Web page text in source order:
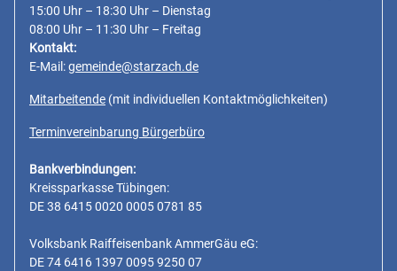
15:00 Uhr – 18:30 Uhr – Dienstag
08:00 Uhr – 11:30 Uhr – Freitag
Kontakt:
E-Mail:gemeinde@starzach.de
Mitarbeitende (mit individuellen Kontaktmöglichkeiten)
Terminvereinbarung Bürgerbüro
Bankverbindungen:
Kreissparkasse Tübingen:
DE 38 6415 0020 0005 0781 85
Volksbank Raiffeisenbank AmmerGäu eG:
DE 74 6416 1397 0095 9250 07